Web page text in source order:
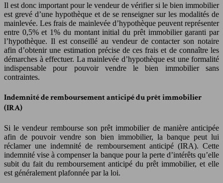
Il est donc important pour le vendeur de vérifier si le bien immobilier
est grevé d’une hypothèque et de se renseigner sur les modalités de
mainlevée. Les frais de mainlevée d’hypothèque peuvent représenter
entre 0,5% et 1% du montant initial du prêt immobilier garanti par
l’hypothèque. Il est conseillé au vendeur de contacter son notaire
afin d’obtenir une estimation précise de ces frais et de connaître les
démarches à effectuer. La mainlevée d’hypothèque est une formalité
indispensable pour pouvoir vendre le bien immobilier sans
contraintes.
Indemnité de remboursement anticipé du prêt immobilier
(IRA)
Si le vendeur rembourse son prêt immobilier de manière anticipée
afin de pouvoir vendre son bien immobilier, la banque peut lui
réclamer une indemnité de remboursement anticipé (IRA). Cette
indemnité vise à compenser la banque pour la perte d’intérêts qu’elle
subit du fait du remboursement anticipé du prêt immobilier, et elle
est généralement plafonnée par la loi.